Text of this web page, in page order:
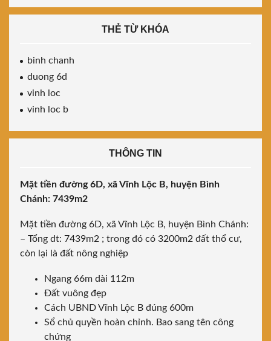
THẺ TỪ KHÓA
binh chanh
duong 6d
vinh loc
vinh loc b
THÔNG TIN
Mặt tiền đường 6D, xã Vĩnh Lộc B, huyện Bình
Chánh: 7439m2
Mặt tiền đường 6D, xã Vĩnh Lộc B, huyện Bình Chánh:
– Tổng dt: 7439m2 ; trong đó có 3200m2 đất thổ cư,
còn lại là đất nông nghiệp
Ngang 66m dài 112m
Đất vuông đẹp
Cách UBND Vĩnh Lộc B đúng 600m
Sổ chủ quyền hoàn chỉnh. Bao sang tên công
chứng